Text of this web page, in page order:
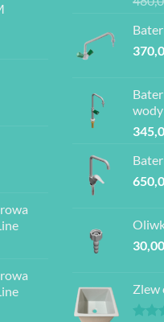
zł.
zł
zł
zł.
30,00
Zlew